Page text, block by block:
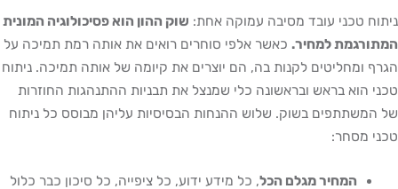
ניתוח טכני עובד מסיבה עמוקה אחת: שוק ההון הוא פסיכולוגיה המונית
המתורגמת למחיר. כאשר אלפי סוחרים רואים את אותה רמת תמיכה על
הגרף ומחליטים לקנות בה, הם יוצרים את קיומה של אותה תמיכה. ניתוח
טכני הוא בראש ובראשונה כלי שמנצל את תבניות ההתנהגות החוזרות
של המשתתפים בשוק. שלוש ההנחות הבסיסיות עליהן מבוסס כל ניתוח
טכני מסחר:
המחיר מגלם הכל, כל מידע ידוע, כל ציפייה, כל סיכון כבר כלול